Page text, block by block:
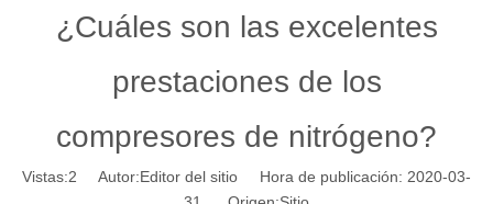
¿Cuáles son las excelentes
prestaciones de los
compresores de nitrógeno?
Vistas:2 Autor:Editor del sitio Hora de publicación: 2020-03-